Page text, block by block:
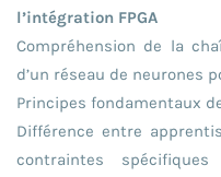
l’intégration FPGA
Compréhension de la
d’un réseau de neurones
Principes fondamentaux
Différence entre
contraintes